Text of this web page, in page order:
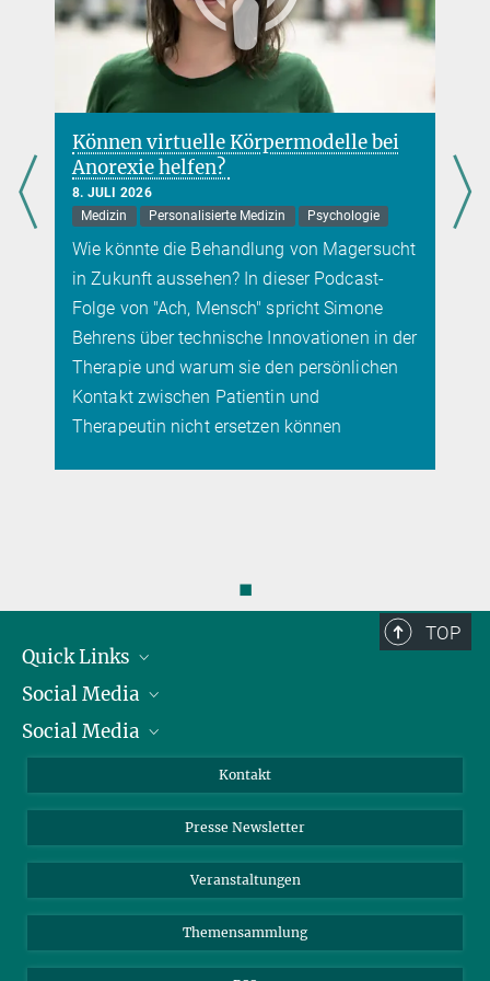
Können virtuelle Körpermodelle bei
Anorexie helfen?
8. JULI 2026
Medizin
Personalisierte Medizin Psychologie
Wie könnte die Behandlung von Magersucht
in Zukunft aussehen? In dieser Podcast-
Folge von "Ach, Mensch" spricht Simone
Behrens über technische Innovationen in der
Therapie und warum sie den persönlichen
Kontakt zwischen Patientin und
Therapeutin nicht ersetzen können
◼
TOP
Quick Links
Präsident
Zahlen und Fakten
Meldestelle Fehlverhalten
Social Media
Bluesky
Social Media
YouTube
Kontakt
Presse Newsletter
Veranstaltungen
Themensammlung